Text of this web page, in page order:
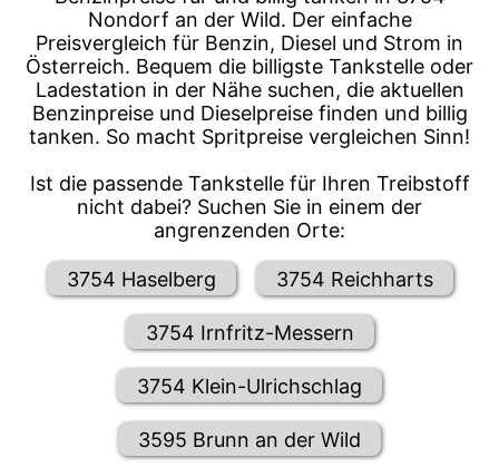
Nondorf an der Wild. Der einfache
Preisvergleich für Benzin, Diesel und Strom in
Österreich. Bequem die billigste Tankstelle oder
Ladestation in der Nähe suchen, die aktuellen
Benzinpreise und Dieselpreise finden und billig
tanken. So macht Spritpreise vergleichen Sinn!
Ist die passende Tankstelle für Ihren Treibstoff
nicht dabei? Suchen Sie in einem der
angrenzenden Orte:
3754 Haselberg 3754 Reichharts
3754 Irnfritz-Messern
3754 Klein-Ulrichschlag
3595 Brunn an der Wild